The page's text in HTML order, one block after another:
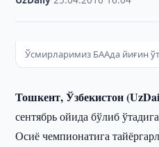
Ўсмирларимиз БААда йиғин
Тошкент, Ўзбекистон
сентябрь ойида бўлиб
Осиё чемпионатига